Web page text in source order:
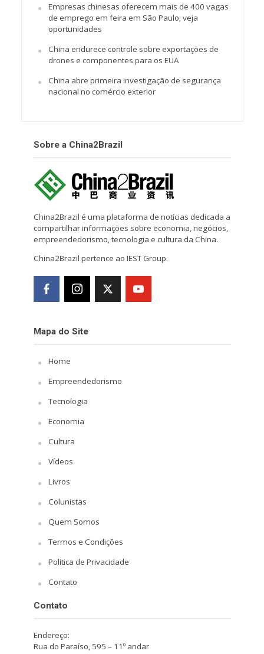
Empresas chinesas oferecem mais de 400 vagas
de emprego em feira em São Paulo; veja
oportunidades
China endurece controle sobre exportações de
drones e componentes para os EUA
China abre primeira investigação de segurança
nacional no comércio exterior
Sobre a China2Brazil
China2Brazil é uma plataforma de notícias dedicada a
compartilhar informações sobre economia, negócios,
empreendedorismo, tecnologia e cultura da China.
China2Brazil pertence ao IEST Group.
Mapa do Site
Home
Empreendedorismo
Tecnologia
Economia
Cultura
Vídeos
Livros
Colunistas
Quem Somos
Termos e Condições
Política de Privacidade
Contato
Contato
Endereço:
Rua do Paraíso, 595 – 11º andar